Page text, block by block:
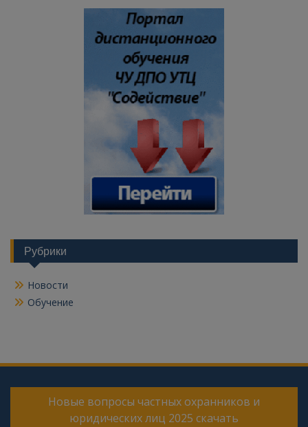
Рубрики
Новости
Обучение
Новые вопросы частных охранников и
юридических лиц 2025 скачать